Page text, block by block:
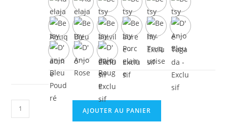
quantité
de
AJOUTER AU PANIER